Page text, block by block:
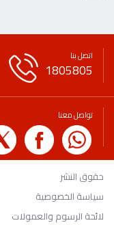
اتصل بنا
1805805
تواصل معنا
حقوق النشر
سياسة الخصوصية
لائحة الرسوم والعمولات